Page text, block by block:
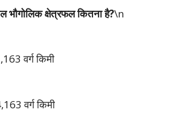
भौगोलिक क्षेत्रफल कितना है?\n
वर्ग किमी
वर्ग किमी